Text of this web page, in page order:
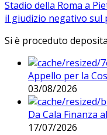
Stadio della Roma a
il giudizio negativo sul
Si è proceduto
Appello per la
03/08/2026
Da Cala Finanza
17/07/2026